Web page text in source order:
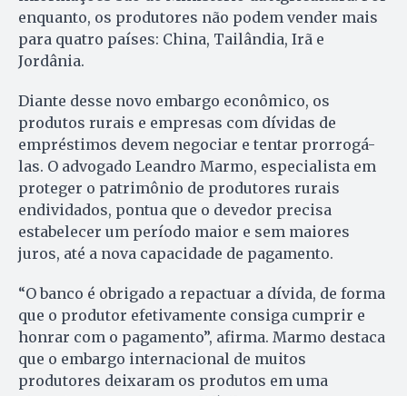
enquanto, os produtores não podem vender mais
para quatro países: China, Tailândia, Irã e
Jordânia.
Diante desse novo embargo econômico, os
produtos rurais e empresas com dívidas de
empréstimos devem negociar e tentar prorrogá-
las. O advogado Leandro Marmo, especialista em
proteger o patrimônio de produtores rurais
endividados, pontua que o devedor precisa
estabelecer um período maior e sem maiores
juros, até a nova capacidade de pagamento.
“O banco é obrigado a repactuar a dívida, de forma
que o produtor efetivamente consiga cumprir e
honrar com o pagamento”, afirma. Marmo destaca
que o embargo internacional de muitos
produtores deixaram os produtos em uma